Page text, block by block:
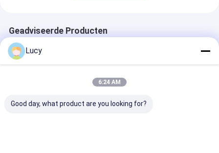
Geadviseerde Producten
Lucy
6:24 AM
Good day, what product are you looking for?